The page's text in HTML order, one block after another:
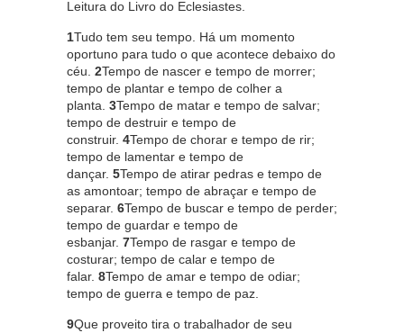
Leitura do Livro do Eclesiastes.
1Tudo tem seu tempo. Há um momento
oportuno para tudo o que acontece debaixo do
céu. 2Tempo de nascer e tempo de morrer;
tempo de plantar e tempo de colher a
planta. 3Tempo de matar e tempo de salvar;
tempo de destruir e tempo de
construir. 4Tempo de chorar e tempo de rir;
tempo de lamentar e tempo de
dançar. 5Tempo de atirar pedras e tempo de
as amontoar; tempo de abraçar e tempo de
separar. 6Tempo de buscar e tempo de perder;
tempo de guardar e tempo de
esbanjar. 7Tempo de rasgar e tempo de
costurar; tempo de calar e tempo de
falar. 8Tempo de amar e tempo de odiar;
tempo de guerra e tempo de paz.
9Que proveito tira o trabalhador de seu